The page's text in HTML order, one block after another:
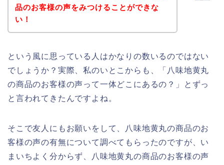
品のお客様の声をみつけることができな
い！
という風に思っている人はかなりの数いるのではない
でしょうか？実際、私のいとこからも、「八味地黄丸
の商品のお客様の声って一体どこにあるの？」とずっ
と言われてきたんですよね。
そこで友人にもお願いをして、八味地黄丸の商品のお
客様の声の有無について調べてもらったのですが、い
まいちよく分からず、八味地黄丸の商品のお客様の声